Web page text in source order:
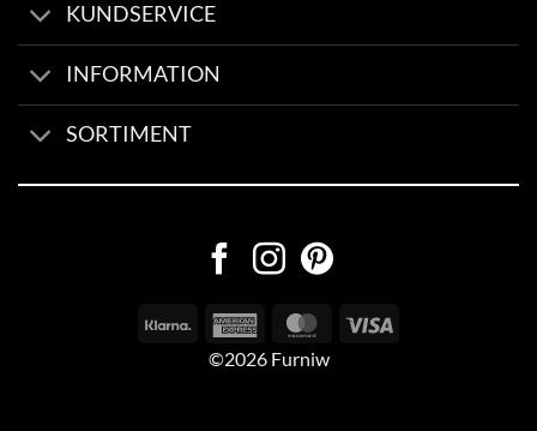
KUNDSERVICE
INFORMATION
SORTIMENT
©2026 Furniw